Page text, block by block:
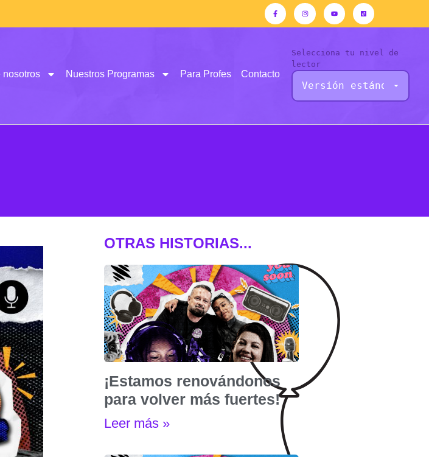
nosotros Nuestros Programas Para Profes Contacto
Selecciona tu nivel de
lector
OTRAS HISTORIAS...
¡Estamos renovándonos
para volver más fuertes!
Leer más »